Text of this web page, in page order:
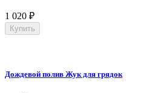
1 020 ₽
Купить
Дождевой полив Жук для грядок